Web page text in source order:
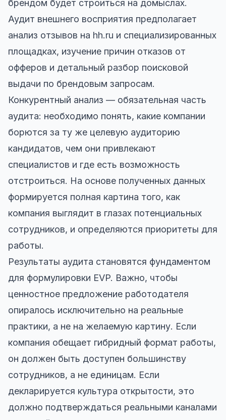
брендом будет строиться на домыслах.
Аудит внешнего восприятия предполагает
анализ отзывов на hh.ru и специализированных
площадках, изучение причин отказов от
офферов и детальный разбор поисковой
выдачи по брендовым запросам.
Конкурентный анализ — обязательная часть
аудита: необходимо понять, какие компании
борются за ту же целевую аудиторию
кандидатов, чем они привлекают
специалистов и где есть возможность
отстроиться. На основе полученных данных
формируется полная картина того, как
компания выглядит в глазах потенциальных
сотрудников, и определяются приоритеты для
работы.
Результаты аудита становятся фундаментом
для формулировки EVP. Важно, чтобы
ценностное предложение работодателя
опиралось исключительно на реальные
практики, а не на желаемую картину. Если
компания обещает гибридный формат работы,
он должен быть доступен большинству
сотрудников, а не единицам. Если
декларируется культура открытости, это
должно подтверждаться реальными каналами